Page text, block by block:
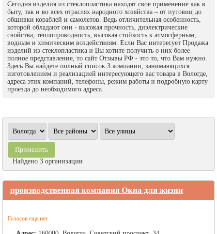
Сегодня изделия из стеклопластика находят свое применение как в
быту, так и во всех отраслях народного хозяйства – от пуговиц до
обшивки кораблей и самолетов. Ведь отличительная особенность,
которой обладают они - высокая прочность, диэлектрические
свойства, теплопроводность, высокая стойкость к атмосферным,
водным и химическим воздействиям. Если Вас интересует Продажа
изделий из стеклопластика и Вы хотите получить о них более
полное представление, то сайт Отзывы РФ - это то, что Вам нужно.
Здесь Вы найдете полный список 3 компании, занимающихся
изготовлением и реализацией интересующего вас товара в Вологде,
адреса этих компаний, телефоны, режим работы и подробную карту
проезда до необходимого адреса.
Найдено 3 организации
производственная компания Окна для жизни
Голосов еще нет